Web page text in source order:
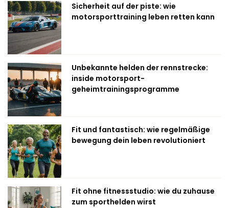
Sicherheit auf der piste: wie
motorsporttraining leben retten kann
Unbekannte helden der rennstrecke:
inside motorsport-
geheimtrainingsprogramme
Fit und fantastisch: wie regelmäßige
bewegung dein leben revolutioniert
Fit ohne fitnessstudio: wie du zuhause
zum sporthelden wirst